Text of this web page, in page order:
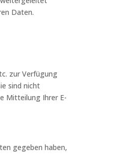
Daten.
zur Verfügung
sind nicht
Mitteilung Ihrer E-
gegeben haben,